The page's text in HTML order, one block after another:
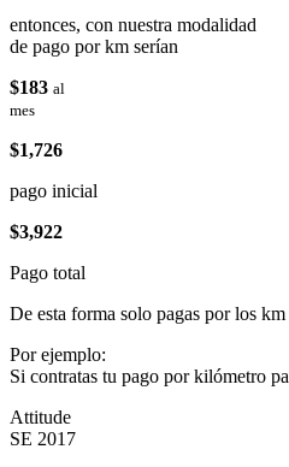
entonces, con nuestra modalidad
de pago por km serían
$183 al
mes
$1,726
pago inicial
$3,922
Pago total
De esta forma solo pagas por los km
Por ejemplo:
Si contratas tu pago por kilómetro
Attitude
SE 2017